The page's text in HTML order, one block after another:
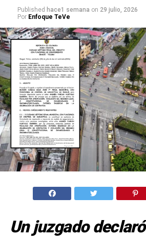
Published hace1 semana on 29 julio, 2026
Por Enfoque TeVe
Un juzgado declaró